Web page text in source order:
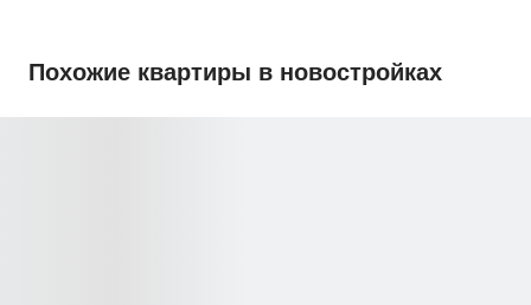
Похожие квартиры в новостройках